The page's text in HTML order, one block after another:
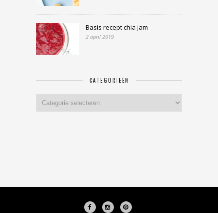
Basis recept chia jam
2 april 2019
CATEGORIEËN